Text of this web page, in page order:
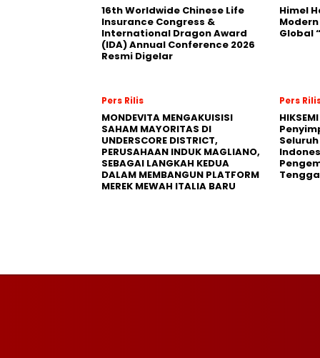
16th Worldwide Chinese Life
Insurance Congress &
International Dragon Award
(IDA) Annual Conference 2026
Resmi Digelar
Himel
Global
Pers Rilis
MONDEVITA MENGAKUISISI
SAHAM MAYORITAS DI
UNDERSCORE DISTRICT,
PERUSAHAAN INDUK MAGLIANO,
SEBAGAI LANGKAH KEDUA
DALAM MEMBANGUN PLATFORM
MEREK MEWAH ITALIA BARU
Pers